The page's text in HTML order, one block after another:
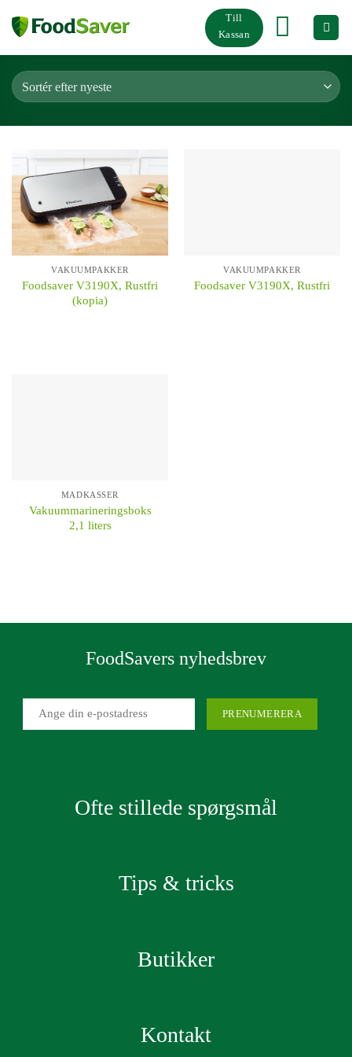
Till
Kassan
VAKUUMPAKKER
Foodsaver V3190X, Rustfri
(kopia)
VAKUUMPAKKER
Foodsaver V3190X, Rustfri
MADKASSER
Vakuummarineringsboks
2,1 liters
FoodSavers nyhedsbrev
Ofte stillede spørgsmål
Tips & tricks
Butikker
Kontakt